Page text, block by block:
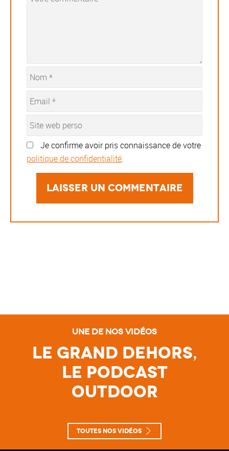
Je confirme avoir pris connaissance de votre
politique de confidentialité.
Une de nos vidéos
Le Grand Dehors,
le Podcast
Outdoor
Toutes nos vidéos